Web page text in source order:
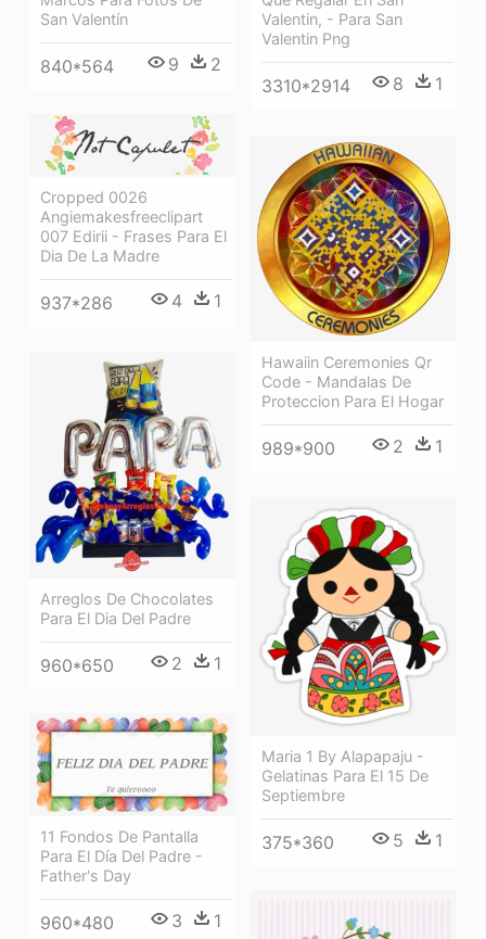
Valentin, - Para San
Valentin Png
3310*2914 8 1
San Valentín
840*564 9 2
Cropped 0026
Angiemakesfreeclipart
007 Edirii - Frases Para El
Dia De La Madre
937*286 4 1
Hawaiin Ceremonies Qr
Code - Mandalas De
Proteccion Para El Hogar
989*900 2 1
Arreglos De Chocolates
Para El Dia Del Padre
960*650 2 1
Maria 1 By Alapapaju -
Gelatinas Para El 15 De
Septiembre
375*360 5 1
11 Fondos De Pantalla
Para El Día Del Padre -
Father's Day
960*480 3 1